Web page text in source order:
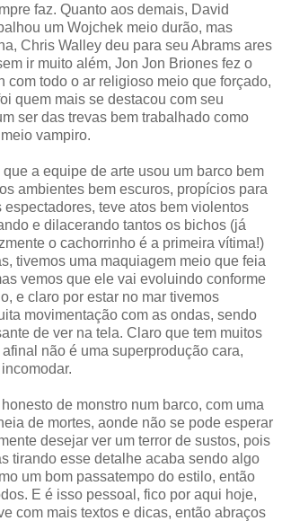
faz. Quanto aos demais, David
um Wojchek meio durão, mas
Chris Walley deu para seu Abrams ares
ir muito além, Jon Jon Briones fez o
com todo o ar religioso meio que forçado,
quem mais se destacou com seu
ser das trevas bem trabalhado como
vampiro.
a equipe de arte usou um barco bem
ambientes bem escuros, propícios para
espectadores, teve atos bem violentos
e dilacerando tantos os bichos (já
o cachorrinho é a primeira vítima!)
tivemos uma maquiagem meio que feia
vemos que ele vai evoluindo conforme
e claro por estar no mar tivemos
movimentação com as ondas, sendo
de ver na tela. Claro que tem muitos
não é uma superprodução cara,
de monstro num barco, com uma
de mortes, aonde não se pode esperar
desejar ver um terror de sustos, pois
tirando esse detalhe acaba sendo algo
um bom passatempo do estilo, então
E é isso pessoal, fico por aqui hoje,
com mais textos e dicas, então abraços